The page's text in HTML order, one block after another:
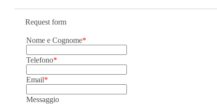
Request form
Nome e Cognome*
Telefono*
Email*
Messaggio